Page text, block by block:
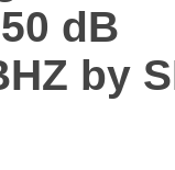
dB
by